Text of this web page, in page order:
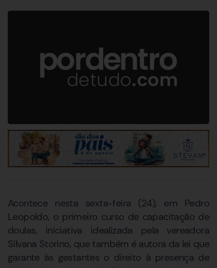
Acontece nesta sexta-feira (24), em Pedro
Leopoldo, o primeiro curso de capacitação de
doulas, iniciativa idealizada pela vereadora
Silvana Storino, que também é autora da lei que
garante às gestantes o direito à presença de